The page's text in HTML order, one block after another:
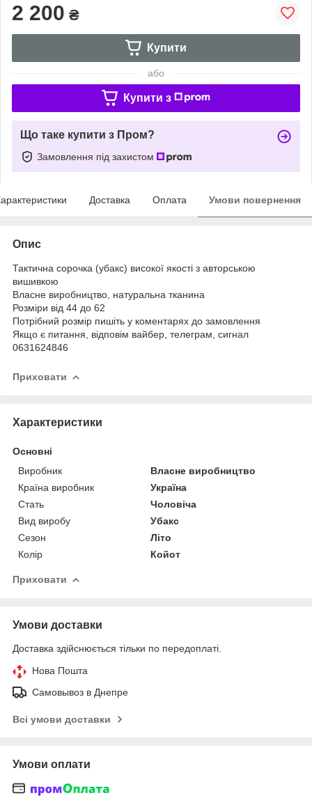
2 200 ₴
Купити
або
Купити з
Що таке купити з Пром?
Замовлення під захистом
Доставка Оплата Умови повернення
Опис
Тактична сорочка (убакс) високої якості з авторською
вишивкою
Власне виробництво, натуральна тканина
Розміри від 44 до 62
Потрібний розмір пишіть у коментарях до замовлення
Якщо є питання, відповім вайбер, телеграм, сигнал
0631624846
Приховати
Характеристики
Основні
Виробник
Власне виробництво
Країна виробник
Україна
Стать
Чоловіча
Вид виробу
Убакс
Сезон
Літо
Колір
Койот
Приховати
Умови доставки
Доставка здійснюється тільки по передоплаті.
Нова Пошта
Самовывоз в Днепре
Всі умови доставки
Умови оплати